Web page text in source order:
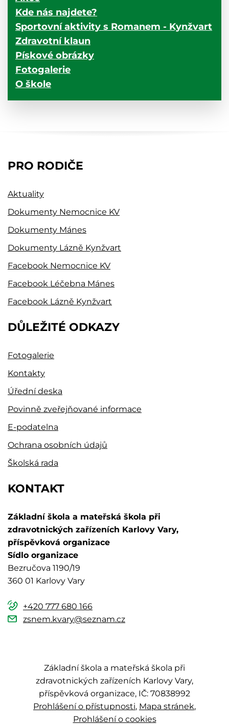
Kde nás najdete?
Sportovní aktivity s Romanem - Kynžvart
Zdravotní klaun
Pískové obrázky
Fotogalerie
O škole
PRO RODIČE
Aktuality
Dokumenty Nemocnice KV
Dokumenty Mánes
Dokumenty Lázně Kynžvart
Facebook Nemocnice KV
Facebook Léčebna Mánes
Facebook Lázně Kynžvart
DŮLEŽITÉ ODKAZY
Fotogalerie
Kontakty
Úřední deska
Povinně zveřejňované informace
E-podatelna
Ochrana osobních údajů
Školská rada
KONTAKT
Základní škola a mateřská škola při
zdravotnických zařízeních Karlovy Vary,
příspěvková organizace
Sídlo organizace
Bezručova 1190/19
360 01 Karlovy Vary
+420 777 680 166
zsnem.kvary@seznam.cz
Základní škola a mateřská škola při
zdravotnických zařízeních Karlovy Vary,
příspěvková organizace, IČ: 70838992
Prohlášení o přístupnosti Mapa stránek
Prohlášení o cookies